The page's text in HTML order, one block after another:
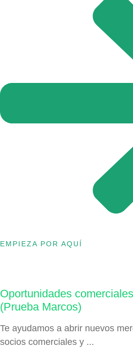
EMPIEZA POR AQUÍ
Oportunidades
(Prueba Marcos)
Te ayudamos a abrir nuevos
socios comerciales y ...